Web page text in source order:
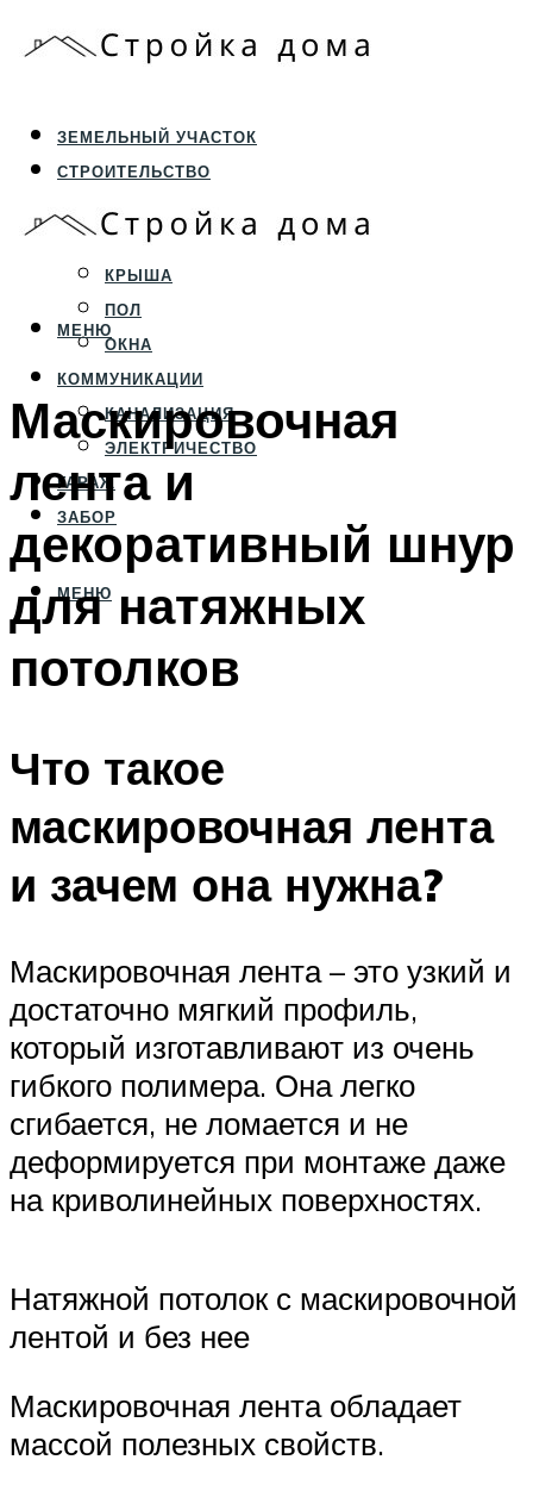
ЗЕМЕЛЬНЫЙ УЧАСТОК
СТРОИТЕЛЬСТВО
ФУНДАМЕНТ И ЦОКОЛЬ
ПЕРЕКРЫТИЯ И СТЕНЫ
КРЫША
ПОЛ
ОКНА
КОММУНИКАЦИИ
КАНАЛИЗАЦИЯ
ЭЛЕКТРИЧЕСТВО
ГАРАЖ
ЗАБОР
МЕНЮ
МЕНЮ
Маскировочная
лента и
декоративный шнур
для натяжных
потолков
Что такое
маскировочная лента
и зачем она нужна?
Маскировочная лента – это узкий и
достаточно мягкий профиль,
который изготавливают из очень
гибкого полимера. Она легко
сгибается, не ломается и не
деформируется при монтаже даже
на криволинейных поверхностях.
Натяжной потолок с маскировочной
лентой и без нее
Маскировочная лента обладает
массой полезных свойств.